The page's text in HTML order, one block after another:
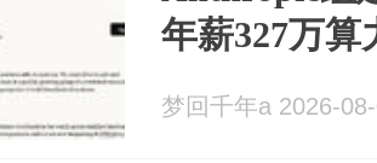
年薪327万算
梦回千年a 2026-